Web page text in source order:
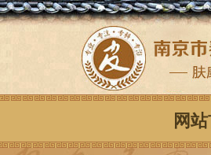
网